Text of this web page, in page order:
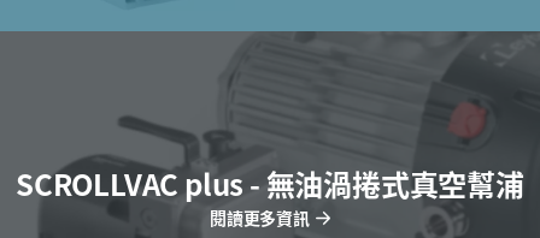
SCROLLVAC plus - 無油渦捲式真空幫浦
閱讀更多資訊